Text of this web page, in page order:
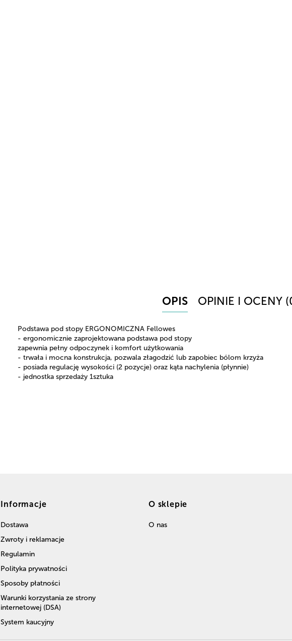
OPIS OPINIE I OCENY
Podstawa pod stopy ERGONOMICZNA Fellowes
- ergonomicznie zaprojektowana podstawa pod stopy
zapewnia pełny odpoczynek i komfort użytkowania
- trwała i mocna konstrukcja, pozwala złagodzić lub zapobiec bólom krzyża
- posiada regulację wysokości (2 pozycje) oraz kąta nachylenia (płynnie)
- jednostka sprzedaży 1sztuka
Informacje
Dostawa
Zwroty i reklamacje
Regulamin
Polityka prywatności
Sposoby płatności
Warunki korzystania ze strony
internetowej (DSA)
System kaucyjny
O sklepie
O nas